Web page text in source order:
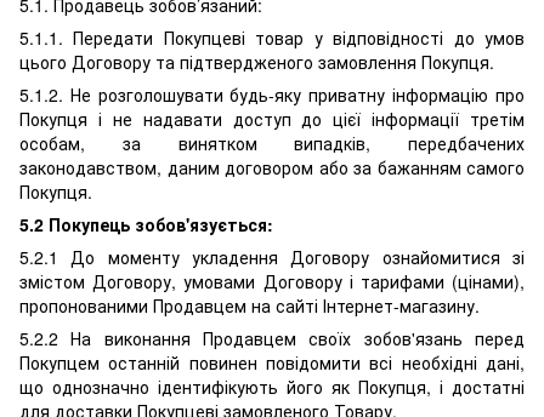
5.1. Продавець зобов’язаний:
5.1.1. Передати Покупцеві товар у відповідності до умов
цього Договору та підтвердженого замовлення Покупця.
5.1.2. Не розголошувати будь-яку приватну інформацію про
Покупця і не надавати доступ до цієї інформації третім
особам, за винятком випадків, передбачених
законодавством, даним договором або за бажанням самого
Покупця.
5.2 Покупець зобов'язується:
5.2.1 До моменту укладення Договору ознайомитися зі
змістом Договору, умовами Договору і тарифами (цінами),
пропонованими Продавцем на сайті Інтернет-магазину.
5.2.2 На виконання Продавцем своїх зобов'язань перед
Покупцем останній повинен повідомити всі необхідні дані,
що однозначно ідентифікують його як Покупця, і достатні
для доставки Покупцеві замовленого Товару.